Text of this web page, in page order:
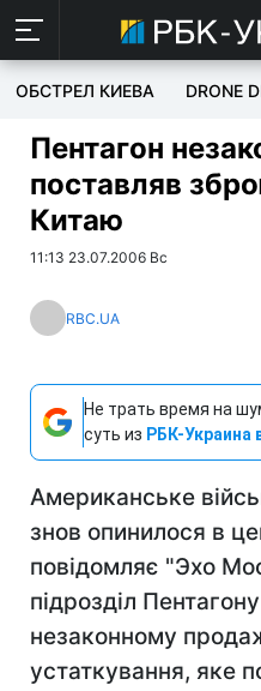
ОБСТРЕЛ КИЕВА DRONE
Пентагон
поставляв
Китаю
11:13 23.07.2006 Вс
RBC.UA
Не трать время на
суть из РБК-Украина
Американське
знов опинилося в
повідомляє "Эхо
підрозділ
незаконному
устаткування, яке